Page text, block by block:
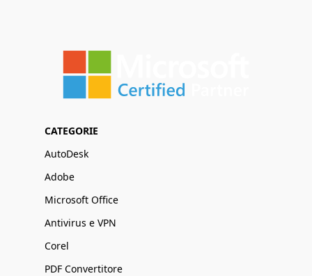
CATEGORIE
AutoDesk
Adobe
Microsoft Office
Antivirus e VPN
Corel
PDF Convertitore